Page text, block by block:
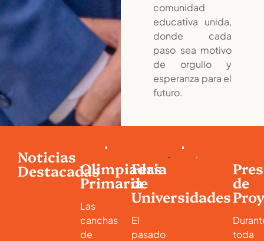
comunidad
educativa unida,
donde cada
paso sea motivo
de orgullo y
esperanza para el
futuro.
Noticias
DestacadasOlimpiadas
Primaria
Las
canchas
de
Feria
de
Universidades
El
pasado
de
toda